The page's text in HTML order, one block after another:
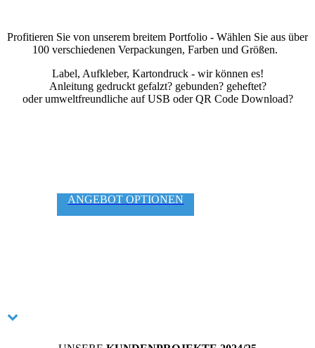
Profitieren Sie von unserem breitem Portfolio - Wählen Sie aus über
100 verschiedenen Verpackungen, Farben und Größen.
Label, Aufkleber, Kartondruck - wir können es!
Anleitung gedruckt gefalzt? gebunden? geheftet?
oder umweltfreundliche auf USB oder QR Code Download?
ANGEBOT OPTIONEN